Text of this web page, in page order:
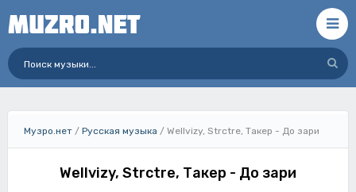
Музро.нет / Русская музыка / Wellvizy, Strctre, Такер - До зари
Wellvizy, Strctre, Такер - До зари